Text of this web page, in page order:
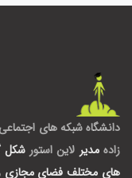
دانشگاه شبکه های اجتماعی
زاده مدیر لاین استور شکل
های مختلف فضای مجازی و